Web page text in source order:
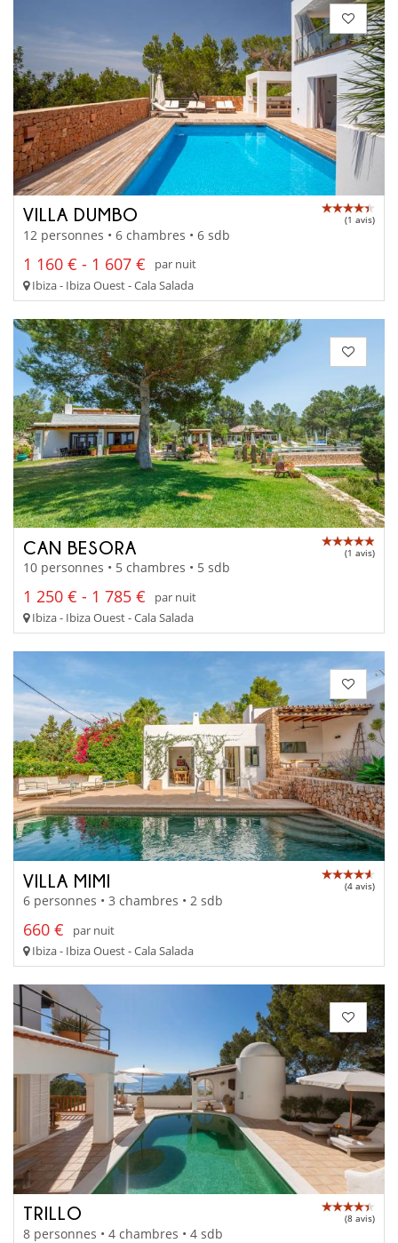
VILLA DUMBO (1 avis)
12 personnes • 6 chambres • 6 sdb
1 160 € - 1 607 €
par nuit
Ibiza - Ibiza Ouest - Cala Salada
CAN BESORA (1 avis)
10 personnes • 5 chambres • 5 sdb
1 250 € - 1 785 €
par nuit
Ibiza - Ibiza Ouest - Cala Salada
VILLA MIMI (4 avis)
6 personnes • 3 chambres • 2 sdb
660 €
par nuit
Ibiza - Ibiza Ouest - Cala Salada
TRILLO (8 avis)
8 personnes • 4 chambres • 4 sdb